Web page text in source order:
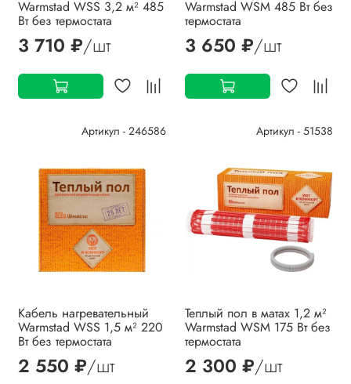
Warmstad WSS 3,2 м² 485
Вт без термостата
3 710 ₽/шт
Warmstad WSM 485 Вт без
термостата
3 650 ₽/шт
Артикул - 246586
Кабель нагревательный
Warmstad WSS 1,5 м² 220
Вт без термостата
2 550 ₽/шт
Артикул - 51538
Теплый пол в матах 1,2 м²
Warmstad WSM 175 Вт без
термостата
2 300 ₽/шт